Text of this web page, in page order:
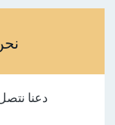
دعنا